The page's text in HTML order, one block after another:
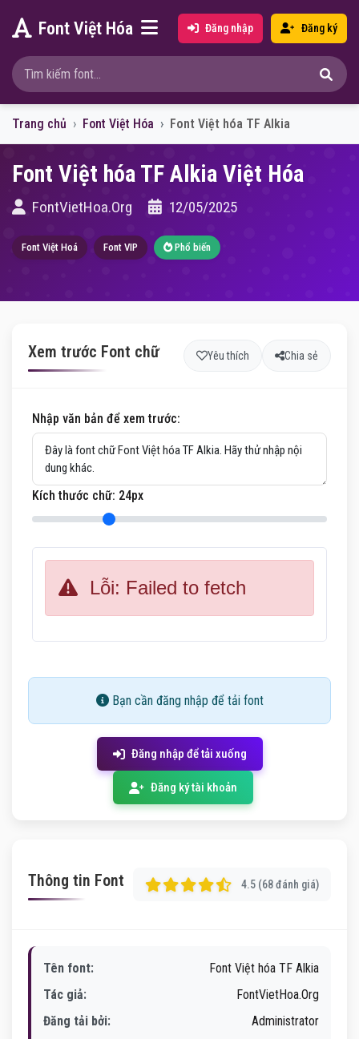
Font Việt Hóa Đăng nhập Đăng ký
Trang chủ Font Việt Hóa Font Việt hóa TF Alkia
Font Việt hóa TF Alkia Việt Hóa
FontVietHoa.Org 12/05/2025
Font Việt Hoá Font VIP Phổ biến
Xem trước Font chữ Yêu thích Chia sẻ
Nhập văn bản để xem trước:
Kích thước chữ: 24px
Lỗi: Failed to fetch
Bạn cần đăng nhập để tải font
Đăng nhập để tải xuống
Đăng ký tài khoản
Thông tin Font 4.5 (68 đánh giá)
Tên font:
Font Việt hóa TF Alkia
Tác giả:
FontVietHoa.Org
Đăng tải bởi:
Administrator